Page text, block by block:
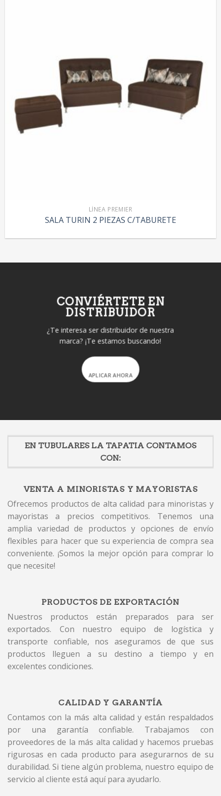
LÍNEA PREMIER
SALA TURIN 2 PIEZAS C/TABURETE
CONVIÉRTETE EN
DISTRIBUIDOR
¿Te interesa ser distribuidor de nuestra
marca? ¡Te estamos buscando!
APLICAR AHORA
EN TUBULARES LA TAPATIA CONTAMOS
CON:
VENTA A MINORISTAS Y MAYORISTAS
Ofrecemos productos de alta calidad para minoristas y
mayoristas a precios competitivos. Tenemos una
amplia variedad de productos y opciones de envío
flexibles para hacer que su experiencia de compra sea
conveniente. ¡Somos la mejor opción para comprar lo
que necesite!
PRODUCTOS DE EXPORTACIÓN
Nuestros productos están preparados para ser
exportados. Con nuestro equipo de logística y
transporte confiable, nos aseguramos de que sus
productos lleguen a su destino a tiempo y en
excelentes condiciones.
CALIDAD Y GARANTÍA
Contamos con la más alta calidad y están respaldados
por una garantía confiable. Trabajamos con
proveedores de la más alta calidad y hacemos pruebas
rigurosas en cada producto para asegurarnos de su
durabilidad. Si tiene algún problema, nuestro equipo de
servicio al cliente está aquí para ayudarlo.